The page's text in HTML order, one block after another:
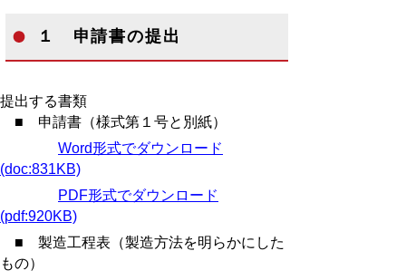
１ 申請書の提出
提出する書類
■ 申請書（様式第１号と別紙）
Word形式でダウンロード
(doc:831KB)
PDF形式でダウンロード
(pdf:920KB)
■ 製造工程表（製造方法を明らかにした
もの）